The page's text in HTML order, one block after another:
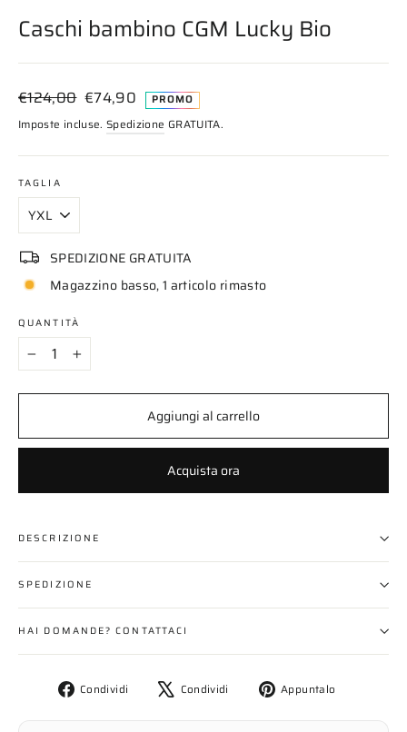
Caschi bambino CGM Lucky Bio
Prezzo
di
listino
€124,00 Prezzo
scontato
€74,90 PROMO
Imposte incluse. Spedizione GRATUITA.
TAGLIA
SPEDIZIONE GRATUITA
Magazzino basso, 1 articolo rimasto
QUANTITÀ
+
Aggiungi al carrello
Acquista ora
DESCRIZIONE
SPEDIZIONE
HAI DOMANDE? CONTATTACI
Condividi
Condividi
Facebook
Condividi
Twitta
X
Appuntalo
pin